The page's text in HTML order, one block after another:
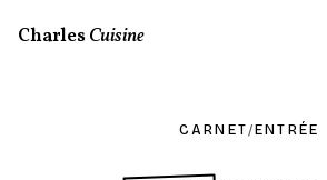
CharlesCuisine
CARNET/ ENTRÉE